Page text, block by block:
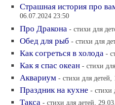
Страшная история про
06.07.2024 23:50
Про Дракона - стихи для
Обед для рыб - стихи для
Как согреться в холода -
Как я спас океан - стихи
Аквариум - стихи для детей,
Праздник на кухне - стихи
Такса - стихи для детей,